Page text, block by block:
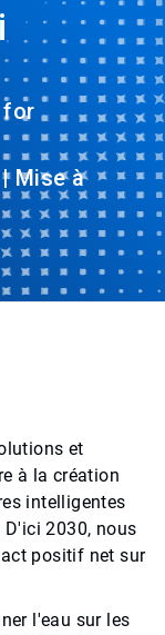
for
Mise à
et
à la création
intelligentes
D'ici 2030, nous
positif net sur
l'eau sur les